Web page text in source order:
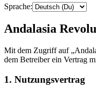
Sprache:
Andalasia
Mit dem Zugriff auf
dem Betreiber ein Vertrag
1. Nutzungsvertrag